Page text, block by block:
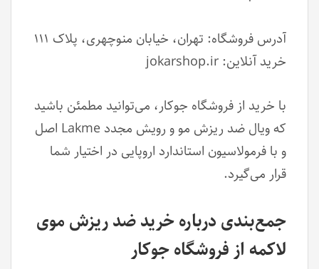
آدرس فروشگاه: تهران، خیابان منوچهری، پلاک ۱۱۱
خرید آنلاین: jokarshop.ir
با خرید از فروشگاه جوکار، می‌توانید مطمئن باشید
که ویال ضد ریزش مو و رویش مجدد Lakme اصل
و با فرمولاسیون استاندارد اروپایی در اختیار شما
قرار می‌گیرد.
جمع‌بندی درباره خرید ضد ریزش موی
لاکمه از فروشگاه جوکار